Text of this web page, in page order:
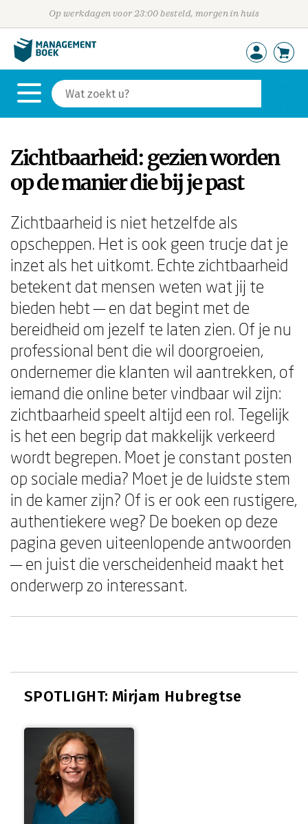
Op werkdagen voor 23:00 besteld, morgen in huis
Zichtbaarheid: gezien worden
op de manier die bij je past
Zichtbaarheid is niet hetzelfde als
opscheppen. Het is ook geen trucje dat je
inzet als het uitkomt. Echte zichtbaarheid
betekent dat mensen weten wat jij te
bieden hebt — en dat begint met de
bereidheid om jezelf te laten zien. Of je nu
professional bent die wil doorgroeien,
ondernemer die klanten wil aantrekken, of
iemand die online beter vindbaar wil zijn:
zichtbaarheid speelt altijd een rol. Tegelijk
is het een begrip dat makkelijk verkeerd
wordt begrepen. Moet je constant posten
op sociale media? Moet je de luidste stem
in de kamer zijn? Of is er ook een rustigere,
authentiekere weg? De boeken op deze
pagina geven uiteenlopende antwoorden
— en juist die verscheidenheid maakt het
onderwerp zo interessant.
SPOTLIGHT: Mirjam Hubregtse